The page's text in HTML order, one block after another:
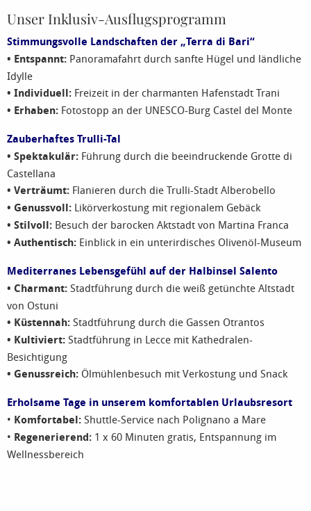
Unser Inklusiv-Ausflugsprogramm
Stimmungsvolle Landschaften der „Terra di Bari“
• Entspannt: Panoramafahrt durch sanfte Hügel und ländliche
Idylle
• Individuell: Freizeit in der charmanten Hafenstadt Trani
• Erhaben: Fotostopp an der UNESCO-Burg Castel del Monte
Zauberhaftes Trulli-Tal
• Spektakulär: Führung durch die beeindruckende Grotte di
Castellana
• Verträumt: Flanieren durch die Trulli-Stadt Alberobello
• Genussvoll: Likörverkostung mit regionalem Gebäck
• Stilvoll: Besuch der barocken Aktstadt von Martina Franca
• Authentisch: Einblick in ein unterirdisches Olivenöl-Museum
Mediterranes Lebensgefühl auf der Halbinsel Salento
• Charmant: Stadtführung durch die weiß getünchte Altstadt
von Ostuni
• Küstennah: Stadtführung durch die Gassen Otrantos
• Kultiviert: Stadtführung in Lecce mit Kathedralen-
Besichtigung
• Genussreich: Ölmühlenbesuch mit Verkostung und Snack
Erholsame Tage in unserem komfortablen Urlaubsresort
• Komfortabel: Shuttle-Service nach Polignano a Mare
• Regenerierend: 1 x 60 Minuten gratis, Entspannung im
Wellnessbereich